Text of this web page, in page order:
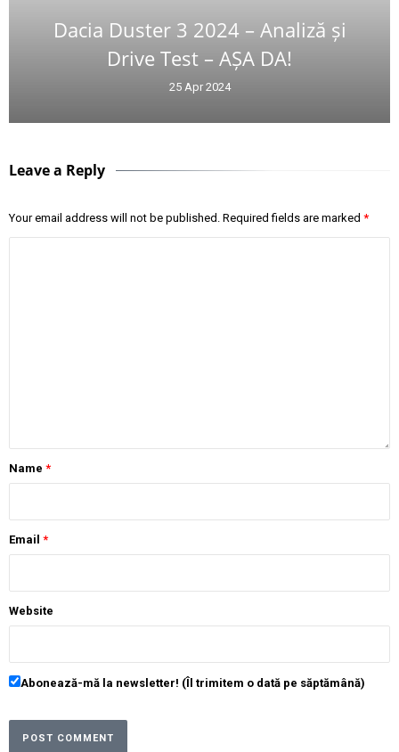
Dacia Duster 3 2024 – Analiză și
Drive Test – AȘA DA!
25 Apr 2024
Leave a Reply
Your email address will not be published. Required fields are marked *
Name *
Email *
Website
Abonează-mă la newsletter! (Îl trimitem o dată pe săptămână)